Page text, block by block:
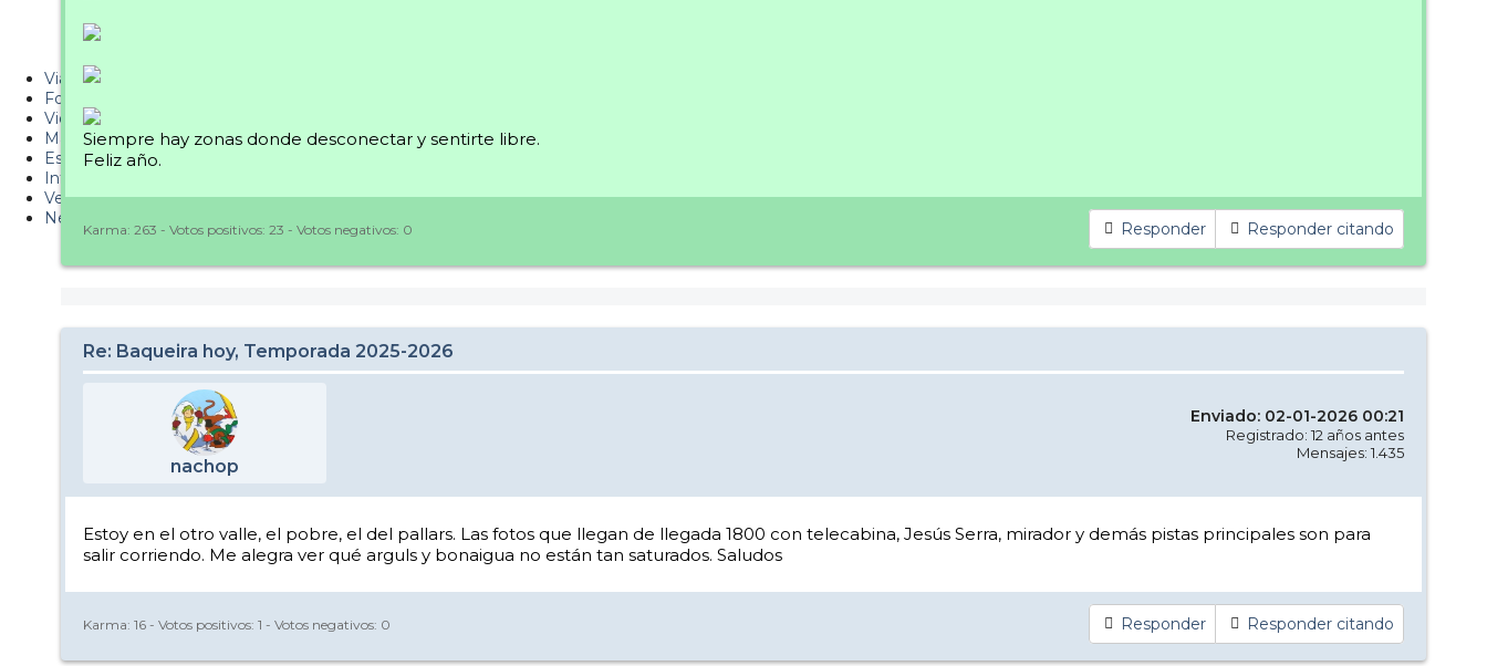
Metiendo Cantos
Viajes
Fotos
Videos
Material
Esquí Pro
Infonieve
Verano
Nevalog
Siempre hay zonas donde desconectar y sentirte libre.
Feliz año.
Responder Responder citando
Karma: 263 - Votos positivos: 23 - Votos negativos: 0
Re: Baqueira hoy, Temporada 2025-2026
nachop
Enviado: 02-01-2026 00:21
Registrado: 12 años antes
Mensajes: 1.435
Estoy en el otro valle, el pobre, el del pallars. Las fotos que llegan de llegada 1800 con telecabina, Jesús Serra, mirador y demás pistas principales son para
salir corriendo. Me alegra ver qué arguls y bonaigua no están tan saturados. Saludos
Responder Responder citando
Karma: 16 - Votos positivos: 1 - Votos negativos: 0